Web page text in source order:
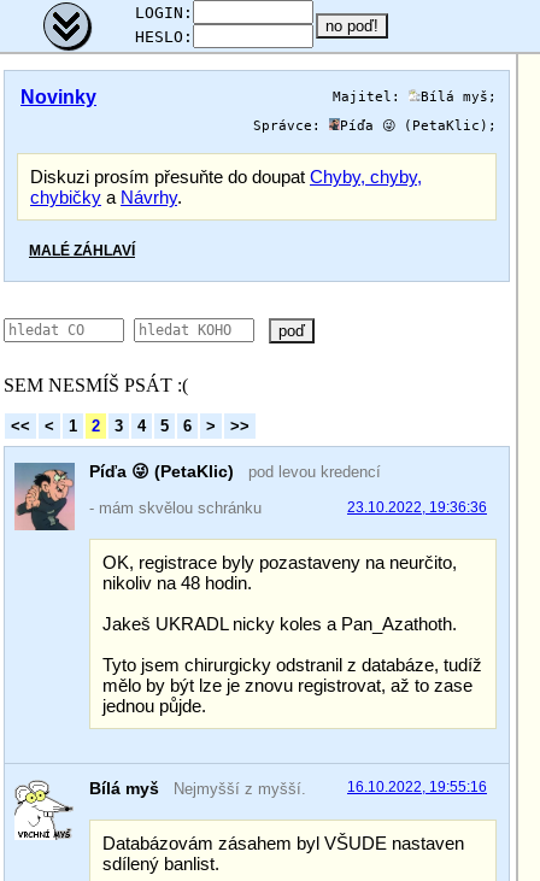
LOGIN:
HESLO:
Novinky Majitel: Bílá myš ;
Správce:
Píďa 😜 (PetaKlic) ;
Diskuzi prosím přesuňte do doupat Chyby, chyby,
chybičky a Návrhy.
MALÉ ZÁHLAVÍ
poď
SEM NESMÍŠ PSÁT :(
<< < 1 2 3 4 5 6 > >>
Píďa 😜 (PetaKlic)
pod levou kredencí
- mám skvělou schránku
23.10.2022, 19:36:36
OK, registrace byly pozastaveny na neurčito,
nikoliv na 48 hodin.
Jakeš UKRADL nicky koles a Pan_Azathoth.
Tyto jsem chirurgicky odstranil z databáze, tudíž
mělo by být lze je znovu registrovat, až to zase
jednou půjde.
Bílá myš Nejmyšší z myšší. 16.10.2022, 19:55:16
Databázovám zásahem byl VŠUDE nastaven
sdílený banlist.